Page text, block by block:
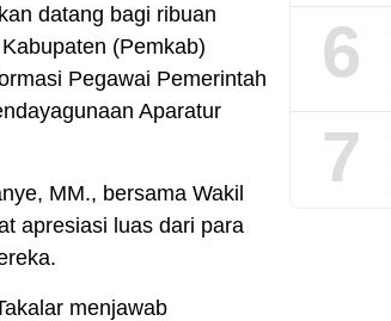
datang bagi ribuan
(Pemkab)
Pegawai Pemerintah
Aparatur
MM., bersama Wakil
apresiasi luas dari para
menjawab
6
7